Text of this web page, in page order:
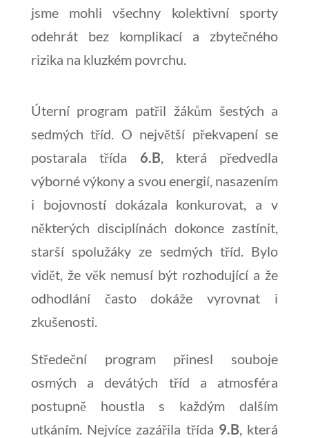
jsme mohli všechny kolektivní sporty
odehrát bez komplikací a zbytečného
rizika na kluzkém povrchu.
Úterní program patřil žákům šestých a
sedmých tříd. O největší překvapení se
postarala třída 6.B, která předvedla
výborné výkony a svou energií, nasazením
i bojovností dokázala konkurovat, a v
některých disciplínách dokonce zastínit,
starší spolužáky ze sedmých tříd. Bylo
vidět, že věk nemusí být rozhodující a že
odhodlání často dokáže vyrovnat i
zkušenosti.
Středeční program přinesl souboje
osmých a devátých tříd a atmosféra
postupně houstla s každým dalším
utkáním. Nejvíce zazářila třída 9.B, která